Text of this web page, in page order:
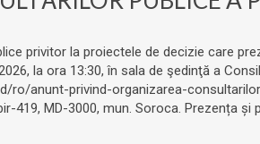
privitor la proiectele de decizie care
la ora 13:30, în sala de şedinţă a
anunt-privind-organizarea-
419, MD-3000, mun. Soroca. Prezența